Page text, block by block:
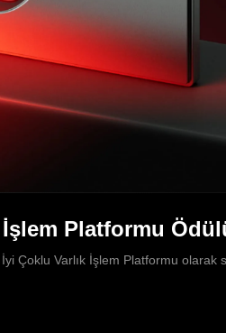
Platformu
Çoklu Varlık İşlem Platformu olarak